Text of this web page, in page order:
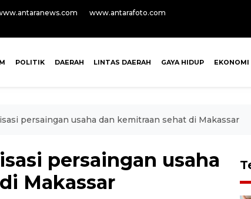
www.antarafoto.com
POLITIK DAERAH LINTAS DAERAH GAYA HIDUP EKONOMI
persaingan usaha dan kemitraan sehat di Makassar
persaingan usaha
Makassar